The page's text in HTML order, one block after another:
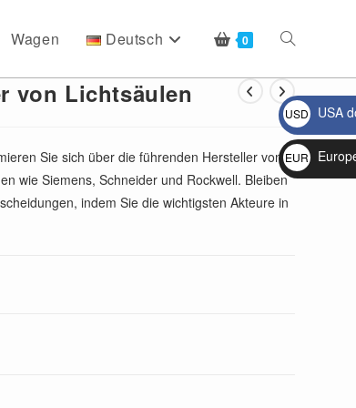
Wagen Deutsch 0 Website-
Suche
von Lichtsäulen
Sie sich über die führenden Hersteller von
wie Siemens, Schneider und Rockwell. Bleiben
indem Sie die wichtigsten Akteure in
USD
$
USA
EUR
€